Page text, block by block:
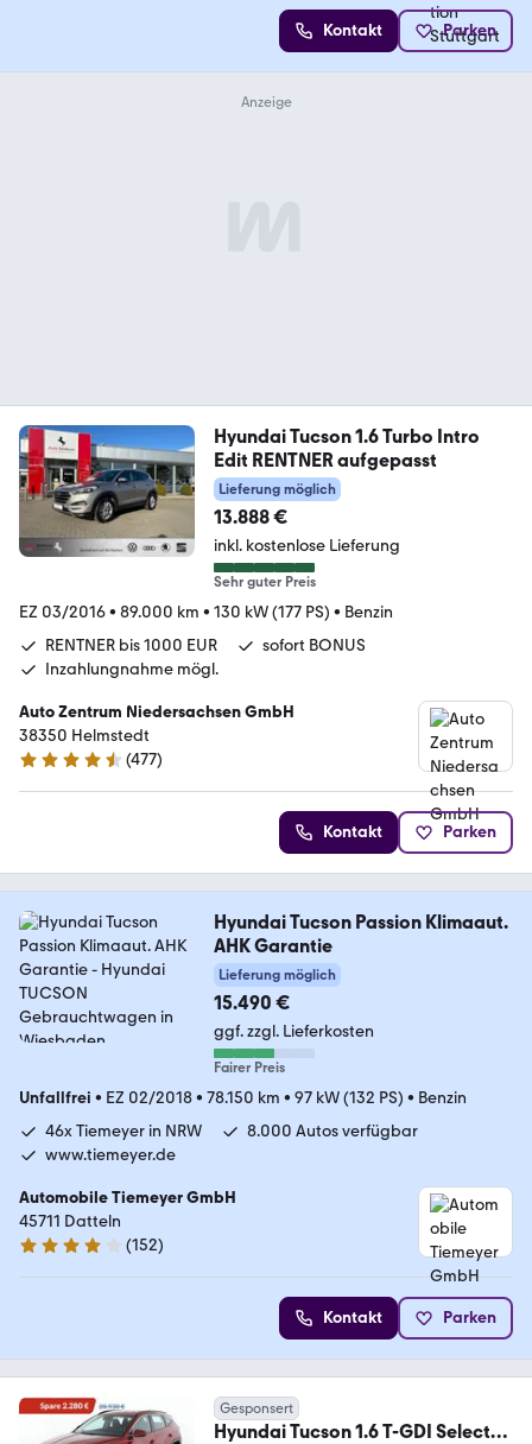
Kontakt Parken
Hyundai Tucson 1.6 Turbo Intro
Edit RENTNER aufgepasst
Lieferung möglich
13.888 €
inkl. kostenlose Lieferung
Sehr guter Preis
EZ 03/2016• 89.000 km • 130 kW (177 PS) • Benzin
RENTNER bis 1000 EUR
sofort BONUS
Inzahlungnahme mögl.
Auto Zentrum Niedersachsen GmbH
38350 Helmstedt
4.5 Sterne
(477)
Kontakt Parken
Hyundai Tucson Passion Klimaaut.
AHK Garantie
Lieferung möglich
15.490 €
ggf. zzgl. Lieferkosten
Fairer Preis
Unfallfrei • EZ 02/2018• 78.150 km • 97 kW (132 PS) • Benzin
46x Tiemeyer in NRW
8.000 Autos verfügbar
www.tiemeyer.de
Automobile Tiemeyer GmbH
45711 Datteln
3.8 Sterne
(152)
Kontakt Parken
Gesponsert
Hyundai Tucson 1.6 T-GDI Select